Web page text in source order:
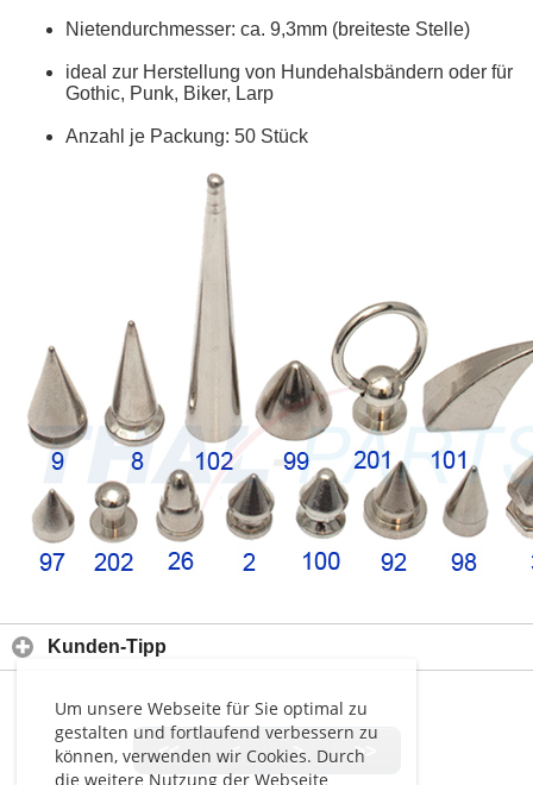
Um unsere Webseite für Sie optimal zu
gestalten und fortlaufend verbessern zu
können, verwenden wir Cookies. Durch
die weitere Nutzung der Webseite
Nietendurchmesser: ca. 9,3mm (breiteste Stelle)
ideal zur Herstellung von Hundehalsbändern oder für
Gothic, Punk, Biker, Larp
Anzahl je Packung: 50 Stück
Kunden-Tipp
<< < > >>